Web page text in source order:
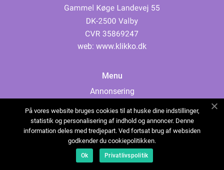
web: www.klikko.dk
Menu
Annonsering
Cookies
Kontakta oss
Sitemap
På vores website bruges cookies til at huske dine indstillinger,
statistik og personalisering af indhold og annoncer. Denne
information deles med tredjepart. Ved fortsat brug af websiden
godkender du cookiepolitikken.
Ok Privatlivspolitik